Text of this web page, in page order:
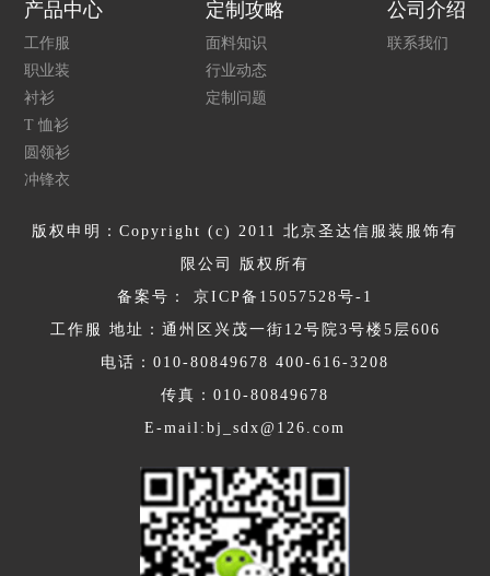
产品中心
工作服
职业装
衬衫
T 恤衫
圆领衫
冲锋衣
定制攻略
面料知识
行业动态
定制问题
公司介绍
联系我们
版权申明：Copyright (c) 2011 北京圣达信服装服饰有
限公司 版权所有
备案号： 京ICP备15057528号-1
工作服 地址：通州区兴茂一街12号院3号楼5层606
电话：010-80849678 400-616-3208
传真：010-80849678
E-mail:bj_sdx@126.com